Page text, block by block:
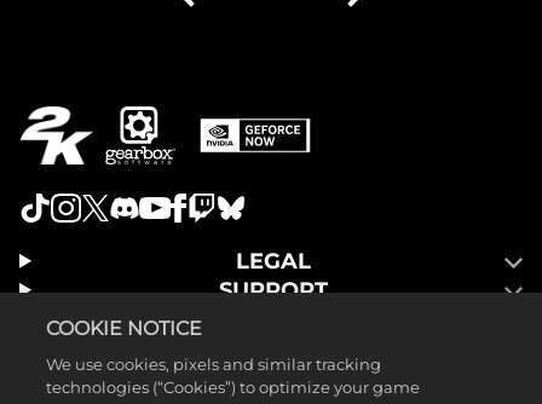
LEGAL
SUPPORT
COOKIE NOTICE
We use cookies, pixels and similar tracking
technologies (“Cookies”) to optimize your game